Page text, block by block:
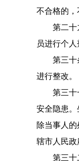
不合格的，
第二十
员进行个
第三十
进行整改。
第三十
安全隐患
除当事人的
辖市人 民
第三十